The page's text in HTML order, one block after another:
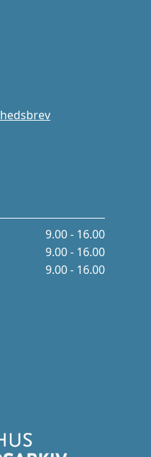
9.00 - 16.00
9.00 - 16.00
9.00 - 16.00